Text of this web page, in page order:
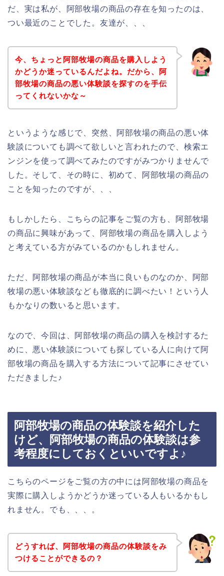
だ、実は私が、阿部牧場の商品の存在を知ったのは、
つい最近のことでした。友達が、、、
今、ちょっと阿部牧場の商品を購入しよう
かどうか迷っているんだよね。だから、阿
部牧場の商品の悪い体験談を探すのを手伝
ってくれないかな～
というような感じで、突然、阿部牧場の商品の悪い体
験談についても調べて欲しいと言われたので、検索エ
ンジンを使って調べてみたのですがみつかりませんで
した。そして、その時に、初めて、阿部牧場の商品の
ことを知ったのですが、、、
もしかしたら、こちらの記事をご覧の方も、阿部牧場
の商品に興味があって、阿部牧場の商品を購入しよう
と考えている方がみているのかもしれません。
ただ、阿部牧場の商品が本当に良いものなのか、阿部
牧場の悪い体験談なども徹底的に調べたい！という人
もかなりの数いると思います。
なので、今回は、阿部牧場の商品の購入を検討するた
めに、悪い体験談についても探している人に向けて阿
部牧場の商品を購入する方法について記事にさせてい
ただきました♪
阿部牧場の商品の体験談を紹介した
けど、阿部牧場の商品の体験談は参
考程度にしておくといいですよ♪
こちらのページをご覧の方の中には阿部牧場の商品を
実際に購入しようかどうか迷っている人もいるかもし
れません。でも、、、。
どうすれば、阿部牧場の商品の体験談をみ
つけることができるの？